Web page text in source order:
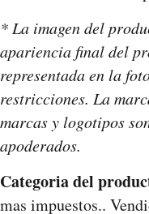
* La imagen del
apariencia final del
representada en la
restricciones. La
marcas y logotipos
apoderados.
Categoria del
mas impuestos..